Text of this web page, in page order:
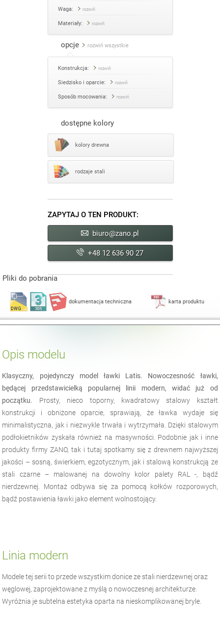
Waga: rozwiń
Materiały: rozwiń
opcje rozwiń wszystkie
Konstrukcja: rozwiń
Siedzisko i oparcie: rozwiń
Sposób mocowania: rozwiń
dostępne kolory
kolory drewna
rodzaje stali
ZAPYTAJ O TEN PRODUKT:
biuro@zano.pl
+48 12 636 90 27
Pliki do pobrania
dokumentacja techniczna karta produktu
Opis modelu
Klasyczny, pojedynczy model ławki Latis. Nowoczesność ławki,
będącej przedstawicielką popularnej linii modern, widać już od
początku. Prosty, nieco toporny, kwadratowy stalowy kształt
konstrukcji i obniżone oparcie, sprawiają, że ławka wydaje się
minimalistyczna, jak i niezwykle trwała i wytrzymała. Dzięki stalowym
podłokietników zyskała również na masywności. Podobnie jak i inne
produkty firmy ZANO, tak i tutaj spotkamy się z drewnem najwyższej
jakości – sosną, świerkiem, egzotycznym, jak i stalową konstrukcją ze
stali czarne – malowanej na dowolny kolor palety RAL -, bądź
nierdzewnej. Montaż odbywa się za pomocą kołków rozporowych,
bądź postawienia ławki jako element wolnostojący.
Linia modern
Modele tej serii to przede wszystkim donice ze stali nierdzewnej oraz
węglowej, zaprojektowane z myślą o nowoczesnej architekturze.
Wyróżnia je subtelna estetyka oparta na nieskomplikowanej bryle.